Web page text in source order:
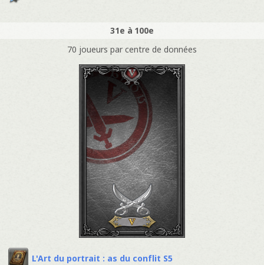
31e à 100e
70 joueurs par centre de données
L'Art du portrait : as du conflit S5